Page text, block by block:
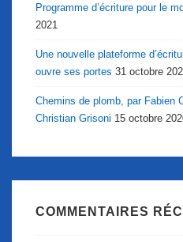
Programme d’écriture pour le
2021
Une nouvelle plateforme
ouvre ses portes 31 octobre
Chemins de plomb, par Fabien
Christian Grisoni 15 octobre
COMMENTAIRES